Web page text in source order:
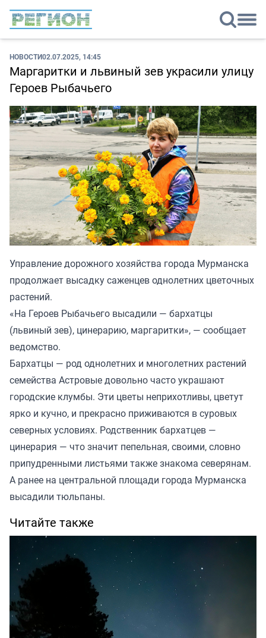
НОВОСТИ02.07.2025, 14:45
Маргаритки и львиный зев украсили улицу
Героев Рыбачьего
Управление дорожного хозяйства города Мурманска
продолжает высадку саженцев однолетних цветочных
растений.
«На Героев Рыбачьего высадили — бархатцы
(львиный зев), цинерарию, маргаритки», — сообщает
ведомство.
Бархатцы — род однолетних и многолетних растений
семейства Астровые довольно часто украшают
городские клумбы. Эти цветы неприхотливы, цветут
ярко и кучно, и прекрасно приживаются в суровых
северных условиях. Родственник бархатцев —
цинерария — что значит пепельная, своими, словно
припудренными листьями также знакома северянам.
А ранее на центральной площади города Мурманска
высадили тюльпаны.
Читайте также